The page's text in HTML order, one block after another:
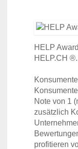
HELP
HELP.CH ®.
Note von 1
zusätzlich
profitieren